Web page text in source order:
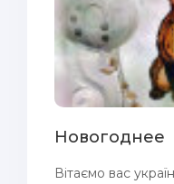
Новогоднее
Вітаємо вас